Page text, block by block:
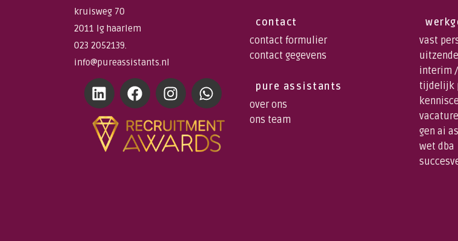
kruisweg 70
2011 lg haarlem
023 2052139.
info@pureassistants.nl
contact
contact formulier
contact gegevens
pure assistants
over ons
ons team
vast
interim
tijdelijk
gen ai
wet dba